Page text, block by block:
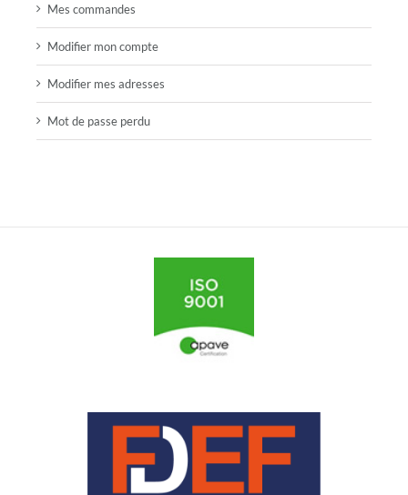
Mes commandes
Modifier mon compte
Modifier mes adresses
Mot de passe perdu